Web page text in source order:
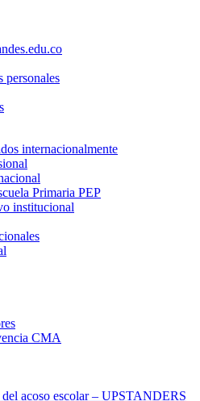
personales
internacionalmente
Primaria PEP
institucional
CMA
acoso escolar – UPSTANDERS